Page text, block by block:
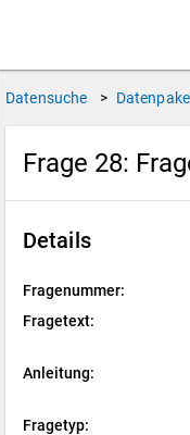
Datensuche >
Frage 28:
Details
Fragenummer:
Fragetext:
Anleitung:
Fragetyp: